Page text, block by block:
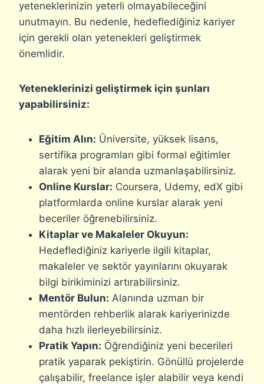
yeteneklerinizin yeterli olmayabileceğini
unutmayın. Bu nedenle, hedeflediğiniz kariyer
için gerekli olan yetenekleri geliştirmek
önemlidir.
Yeteneklerinizi geliştirmek için şunları
yapabilirsiniz:
Eğitim Alın: Üniversite, yüksek lisans,
sertifika programları gibi formal eğitimler
alarak yeni bir alanda uzmanlaşabilirsiniz.
Online Kurslar: Coursera, Udemy, edX gibi
platformlarda online kurslar alarak yeni
beceriler öğrenebilirsiniz.
Kitaplar ve Makaleler Okuyun:
Hedeflediğiniz kariyerle ilgili kitaplar,
makaleler ve sektör yayınlarını okuyarak
bilgi birikiminizi artırabilirsiniz.
Mentör Bulun: Alanında uzman bir
mentörden rehberlik alarak kariyerinizde
daha hızlı ilerleyebilirsiniz.
Pratik Yapın: Öğrendiğiniz yeni becerileri
pratik yaparak pekiştirin. Gönüllü projelerde
çalışabilir, freelance işler alabilir veya kendi